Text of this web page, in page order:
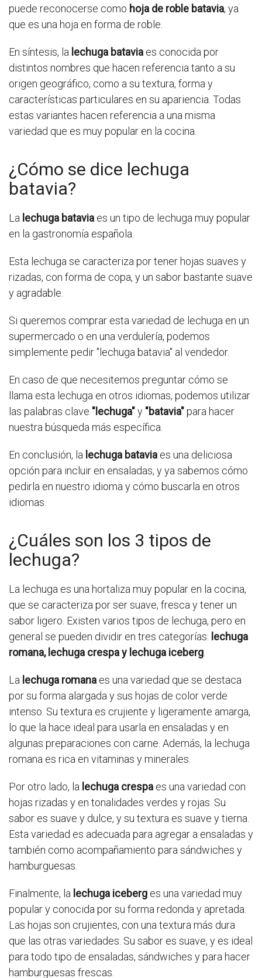
puede reconocerse como hoja de roble batavia, ya
que es una hoja en forma de roble.
En síntesis, la lechuga batavia es conocida por
distintos nombres que hacen referencia tanto a su
origen geográfico, como a su textura, forma y
características particulares en su apariencia. Todas
estas variantes hacen referencia a una misma
variedad que es muy popular en la cocina.
¿Cómo se dice lechuga
batavia?
La lechuga batavia es un tipo de lechuga muy popular
en la gastronomía española.
Esta lechuga se caracteriza por tener hojas suaves y
rizadas, con forma de copa, y un sabor bastante suave
y agradable.
Si queremos comprar esta variedad de lechuga en un
supermercado o en una verdulería, podemos
simplemente pedir "lechuga batavia" al vendedor.
En caso de que necesitemos preguntar cómo se
llama esta lechuga en otros idiomas, podemos utilizar
las palabras clave "lechuga"y "batavia"para hacer
nuestra búsqueda más específica.
En conclusión, la lechuga batavia es una deliciosa
opción para incluir en ensaladas, y ya sabemos cómo
pedirla en nuestro idioma y cómo buscarla en otros
idiomas.
¿Cuáles son los 3 tipos de
lechuga?
La lechuga es una hortaliza muy popular en la cocina,
que se caracteriza por ser suave, fresca y tener un
sabor ligero. Existen varios tipos de lechuga, pero en
general se pueden dividir en tres categorías: lechuga
romana, lechuga crespa y lechuga iceberg
La lechuga romana es una variedad que se destaca
por su forma alargada y sus hojas de color verde
intenso. Su textura es crujiente y ligeramente amarga,
lo que la hace ideal para usarla en ensaladas y en
algunas preparaciones con carne. Además, la lechuga
romana es rica en vitaminas y minerales.
Por otro lado, la lechuga crespa es una variedad con
hojas rizadas y en tonalidades verdes y rojas. Su
sabor es suave y dulce, y su textura es suave y tierna.
Esta variedad es adecuada para agregar a ensaladas y
también como acompañamiento para sándwiches y
hamburguesas.
Finalmente, la lechuga iceberg es una variedad muy
popular y conocida por su forma redonda y apretada.
Las hojas son crujientes, con una textura más dura
que las otras variedades. Su sabor es suave, y es ideal
para todo tipo de ensaladas, sándwiches y para hacer
hamburguesas frescas.